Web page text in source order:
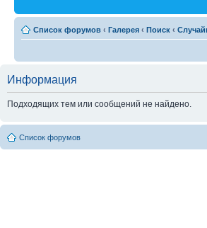
Список форумов ‹ Галерея ‹ Поиск ‹
Информация
Подходящих тем или сообщений не найдено.
Список форумов